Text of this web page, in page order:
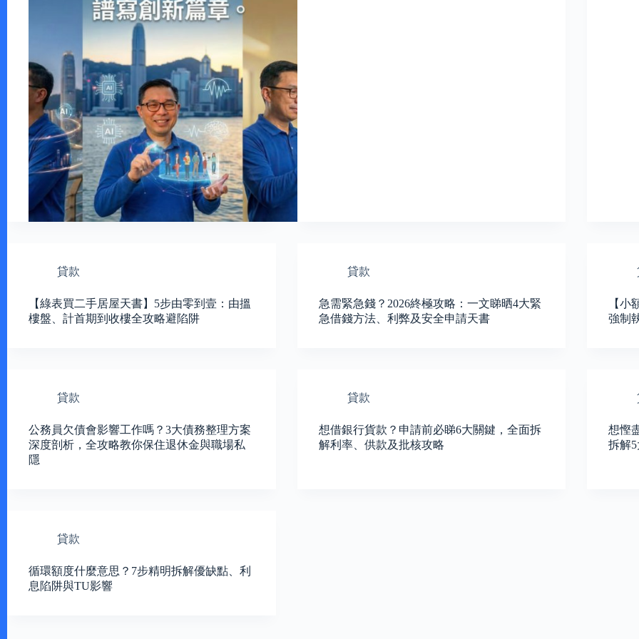
貸款
【綠表買二手居屋天書】5步由零到壹：由搵
樓盤、計首期到收樓全攻略避陷阱
貸款
急需緊急錢？2026終極攻略：一文睇晒4大緊
急借錢方法、利弊及安全申請天書
【小
強制
貸款
公務員欠債會影響工作嗎？3大債務整理方案
深度剖析，全攻略教你保住退休金與職場私
隱
貸款
想借銀行貨款？申請前必睇6大關鍵，全面拆
解利率、供款及批核攻略
想慳
拆解
貸款
循環額度什麼意思？7步精明拆解優缺點、利
息陷阱與TU影響